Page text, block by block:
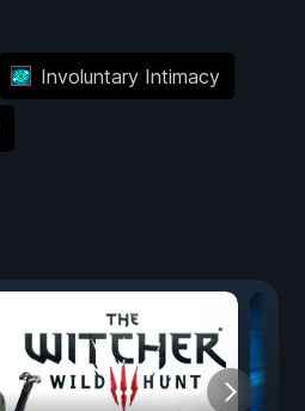
Involuntary Intimacy